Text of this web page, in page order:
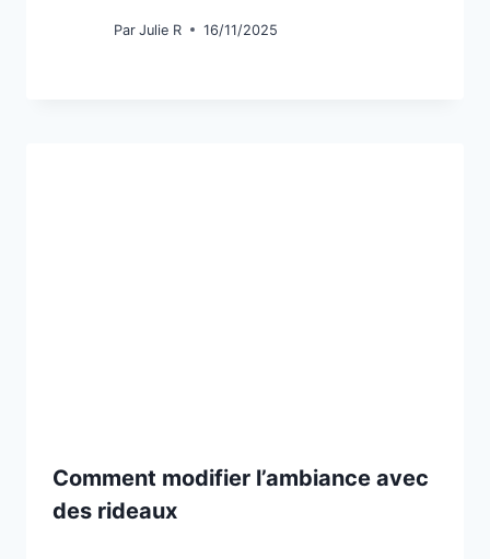
Par Julie R 16/11/2025
Comment modifier l’ambiance avec
des rideaux